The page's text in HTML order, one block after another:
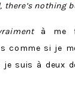
there’s nothing
à me
comme si je
suis à deux